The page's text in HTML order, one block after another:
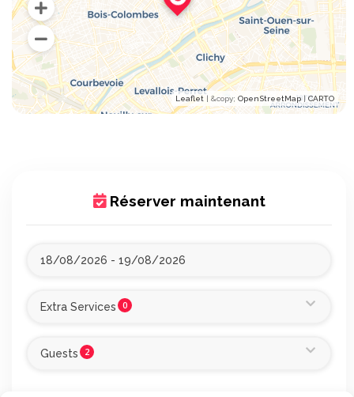
Leaflet | &​copy; OpenStreetMap| CARTO
Réserver maintenant
Extra Services 0
Guests 2